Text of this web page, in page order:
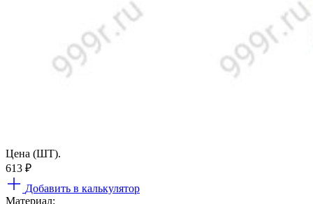
Цена (ШТ).
613 ₽
Добавить в калькулятор
Материал: